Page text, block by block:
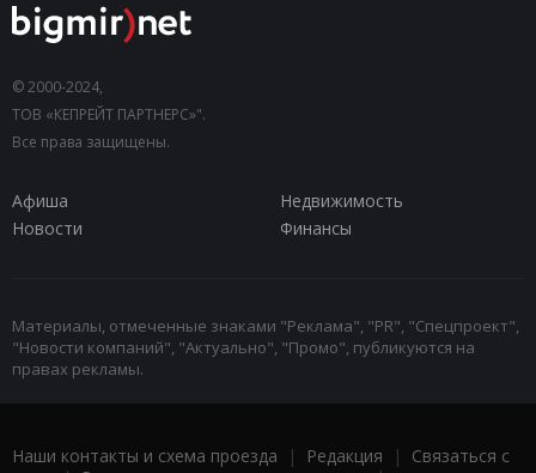
© 2000-2024,
ТОВ «КЕПРЕЙТ ПАРТНЕРС»".
Все права защищены.
Афиша
Недвижимость
Новости
Финансы
Материалы, отмеченные знаками "Реклама", "PR", "Спецпроект",
"Новости компаний", "Актуально", "Промо", публикуются на
правах рекламы.
Наши контакты и схема проезда | Редакция | Связаться с